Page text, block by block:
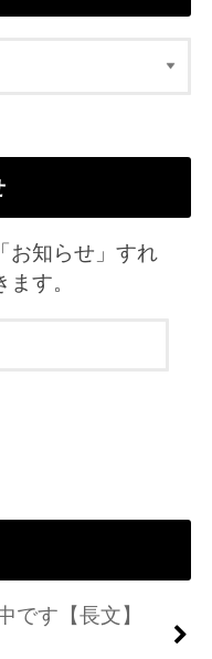
お知らせ」すれ
す。
です【長文】